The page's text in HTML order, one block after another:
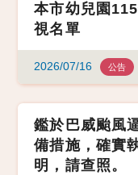
本市幼兒園
視名單
2026/07/16 公告
鑑於巴威颱風
備措施，確實
明，請查照。